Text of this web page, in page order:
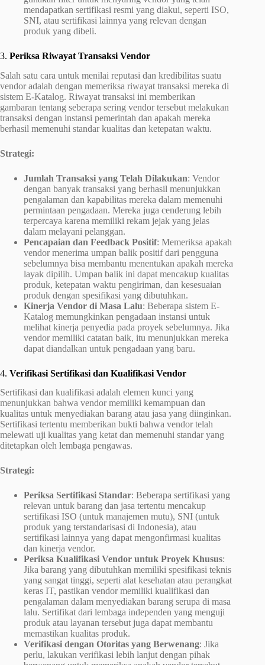
mendapatkan sertifikasi resmi yang diakui, seperti ISO,
SNI, atau sertifikasi lainnya yang relevan dengan
produk yang dibeli.
3. Periksa Riwayat Transaksi Vendor
Salah satu cara untuk menilai reputasi dan kredibilitas suatu
vendor adalah dengan memeriksa riwayat transaksi mereka di
sistem E-Katalog. Riwayat transaksi ini memberikan
gambaran tentang seberapa sering vendor tersebut melakukan
transaksi dengan instansi pemerintah dan apakah mereka
berhasil memenuhi standar kualitas dan ketepatan waktu.
Strategi:
Jumlah Transaksi yang Telah Dilakukan: Vendor
dengan banyak transaksi yang berhasil menunjukkan
pengalaman dan kapabilitas mereka dalam memenuhi
permintaan pengadaan. Mereka juga cenderung lebih
terpercaya karena memiliki rekam jejak yang jelas
dalam melayani pelanggan.
Pencapaian dan Feedback Positif: Memeriksa apakah
vendor menerima umpan balik positif dari pengguna
sebelumnya bisa membantu menentukan apakah mereka
layak dipilih. Umpan balik ini dapat mencakup kualitas
produk, ketepatan waktu pengiriman, dan kesesuaian
produk dengan spesifikasi yang dibutuhkan.
Kinerja Vendor di Masa Lalu: Beberapa sistem E-
Katalog memungkinkan pengadaan instansi untuk
melihat kinerja penyedia pada proyek sebelumnya. Jika
vendor memiliki catatan baik, itu menunjukkan mereka
dapat diandalkan untuk pengadaan yang baru.
4. Verifikasi Sertifikasi dan Kualifikasi Vendor
Sertifikasi dan kualifikasi adalah elemen kunci yang
menunjukkan bahwa vendor memiliki kemampuan dan
kualitas untuk menyediakan barang atau jasa yang diinginkan.
Sertifikasi tertentu memberikan bukti bahwa vendor telah
melewati uji kualitas yang ketat dan memenuhi standar yang
ditetapkan oleh lembaga pengawas.
Strategi:
Periksa Sertifikasi Standar: Beberapa sertifikasi yang
relevan untuk barang dan jasa tertentu mencakup
sertifikasi ISO (untuk manajemen mutu), SNI (untuk
produk yang terstandarisasi di Indonesia), atau
sertifikasi lainnya yang dapat mengonfirmasi kualitas
dan kinerja vendor.
Periksa Kualifikasi Vendor untuk Proyek Khusus:
Jika barang yang dibutuhkan memiliki spesifikasi teknis
yang sangat tinggi, seperti alat kesehatan atau perangkat
keras IT, pastikan vendor memiliki kualifikasi dan
pengalaman dalam menyediakan barang serupa di masa
lalu. Sertifikat dari lembaga independen yang menguji
produk atau layanan tersebut juga dapat membantu
memastikan kualitas produk.
Verifikasi dengan Otoritas yang Berwenang: Jika
perlu, lakukan verifikasi lebih lanjut dengan pihak